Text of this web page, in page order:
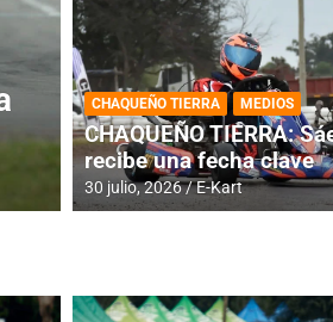
DESTACADA INFORME CENTRAL
RMC BUENOS
histórica en
4 agosto, 2026 E-Kart
CHAQUEÑO TIERRA MEDIOS
CHAQUEÑO TIERRA:
recibe una fecha clave
30 julio, 2026 E-Kart